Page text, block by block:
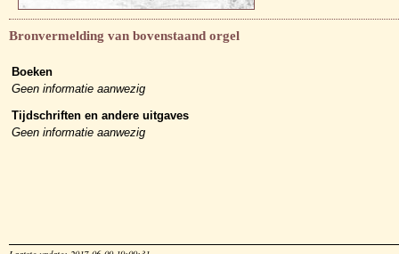
Bronvermelding van bovenstaand orgel
Boeken
Geen informatie aanwezig
Tijdschriften en andere uitgaves
Geen informatie aanwezig